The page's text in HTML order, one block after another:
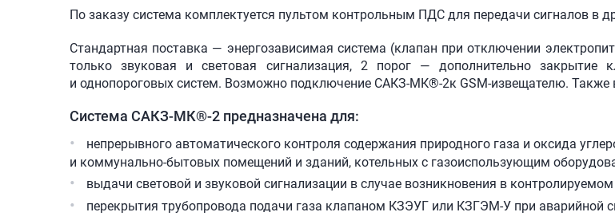
По заказу система комплектуется пультом контрольным ПДС для передачи сигналов в
Стандартная поставка — энергозависимая система (клапан при отключении
только звуковая и световая сигнализация, 2 порог — дополнительно закрытие
и однопороговых систем. Возможно подключение САКЗ-МК®-2к GSM-извещателю. Также
Система САКЗ-МК®-2 предназначена для:
непрерывного автоматического контроля содержания природного газа и оксида
и коммунально-бытовых помещений и зданий, котельных с газоиспользующим
выдачи световой и звуковой сигнализации в случае возникновения в
перекрытия трубопровода подачи газа клапаном КЗЭУГ или КЗГЭМ-У при аварийной